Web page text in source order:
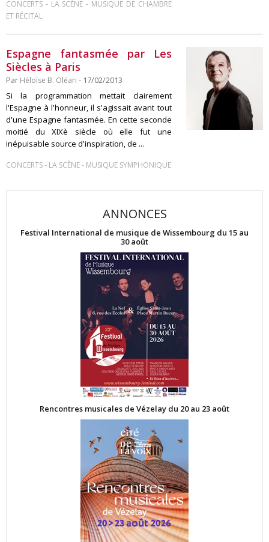
CONCERTS - LA SCÈNE - MUSIQUE DE CHAMBRE
ET RÉCITAL
Espagne fantasmée par Les
Siècles à Paris
Par Héloïse B. Oléari - 17/02/2013
Si la programmation mettait clairement
l'Espagne à l'honneur, il s'agissait avant tout
d'une Espagne fantasmée. En cette seconde
moitié du XIXè siècle où elle fut une
inépuisable source d'inspiration, de ...
CONCERTS- LA SCÈNE- MUSIQUE SYMPHONIQUE
ANNONCES
Festival International de musique de Wissembourg du 15 au
30 août
Rencontres musicales de Vézelay du 20 au 23 août